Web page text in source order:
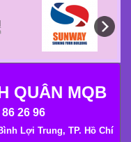
QUÂN MQB
26 96
Lợi Trung, TP. Hồ Chí